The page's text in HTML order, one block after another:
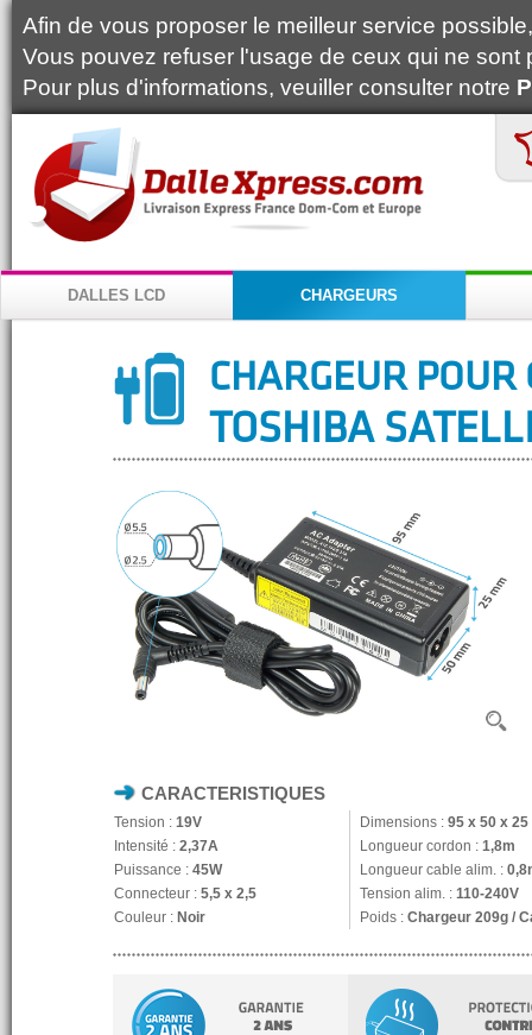
Afin de vous proposer le meilleur service
Vous pouvez refuser l'usage de ceux qui ne
Pour plus d'informations, veuiller consulter notre
DALLES LCD CHARGEURS
CHARGEUR
TOSHIBA
CARACTERISTIQUES
Tension : 19V Dimensions : 95 x 50 x 25
Intensité : 2,37A Longueur cordon : 1,8m
Puissance : 45W Longueur cable alim. :
Connecteur : 5,5 x 2,5 Tension alim. : 110-240V
Couleur : Noir Poids : Chargeur 209g /